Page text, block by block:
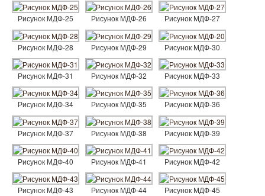
Рисунок МДФ-25 Рисунок МДФ-26 Рисунок МДФ-27
Рисунок МДФ-28 Рисунок МДФ-29 Рисунок МДФ-30
Рисунок МДФ-31 Рисунок МДФ-32 Рисунок МДФ-33
Рисунок МДФ-34 Рисунок МДФ-35 Рисунок МДФ-36
Рисунок МДФ-37 Рисунок МДФ-38 Рисунок МДФ-39
Рисунок МДФ-40 Рисунок МДФ-41 Рисунок МДФ-42
Рисунок МДФ-43 Рисунок МДФ-44 Рисунок МДФ-45